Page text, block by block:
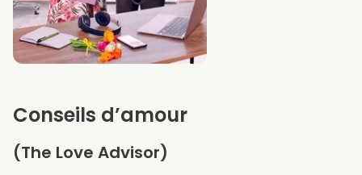
Conseils d’amour
(The Love Advisor)